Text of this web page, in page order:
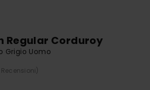
Regular Corduroy
Grigio Uomo
Recensioni)